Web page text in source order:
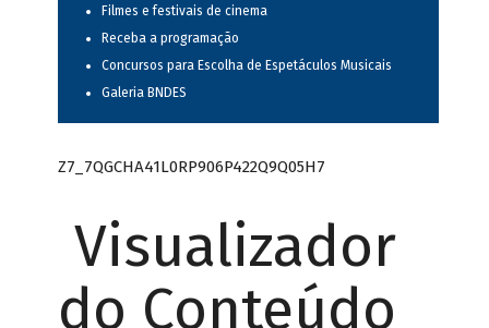
Filmes e festivais de cinema
Receba a programação
Concursos para Escolha de Espetáculos Musicais
Galeria BNDES
Z7_7QGCHA41L0RP906P422Q9Q05H7
Visualizador
do Conteúdo